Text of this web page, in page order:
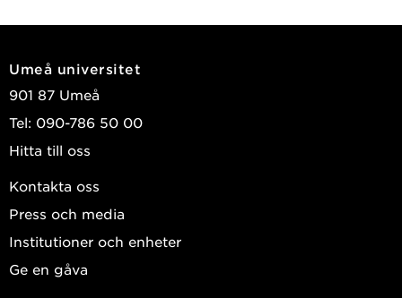
Umeå universitet
901 87 Umeå
Tel: 090-786 50 00
Hitta till oss
Kontakta oss
Press och media
Institutioner och enheter
Ge en gåva